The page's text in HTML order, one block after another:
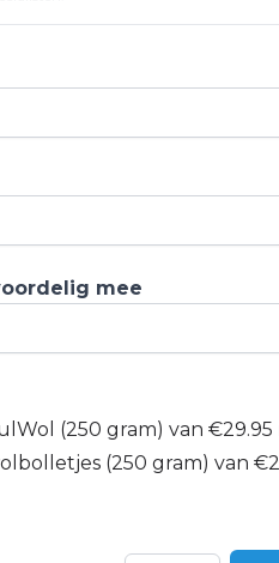
mee
(250 gram) van
(250 gram) van